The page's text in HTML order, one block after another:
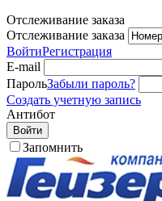
Отслеживание заказа
Отслеживание заказа
ВойтиРегистрация
E-mail
ПарольЗабыли пароль?
Создать учетную запись
Антибот
Войти
Запомнить